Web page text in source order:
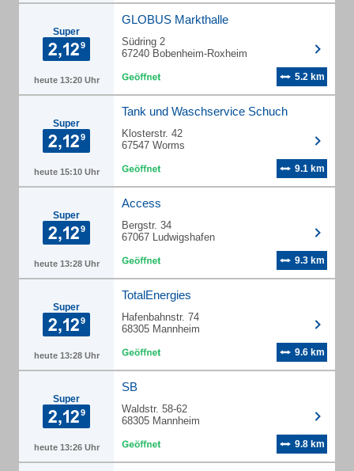
Super
heute 13:20 Uhr
GLOBUS Markthalle
Südring 2
67240 Bobenheim-Roxheim
5.2 km
Super
heute 15:10 Uhr
Tank und Waschservice Schuch
Klosterstr. 42
67547 Worms
9.1 km
Super
heute 13:28 Uhr
Access
Bergstr. 34
67067 Ludwigshafen
9.3 km
Super
heute 13:28 Uhr
TotalEnergies
Hafenbahnstr. 74
68305 Mannheim
9.6 km
Super
heute 13:26 Uhr
SB
Waldstr. 58-62
68305 Mannheim
9.8 km